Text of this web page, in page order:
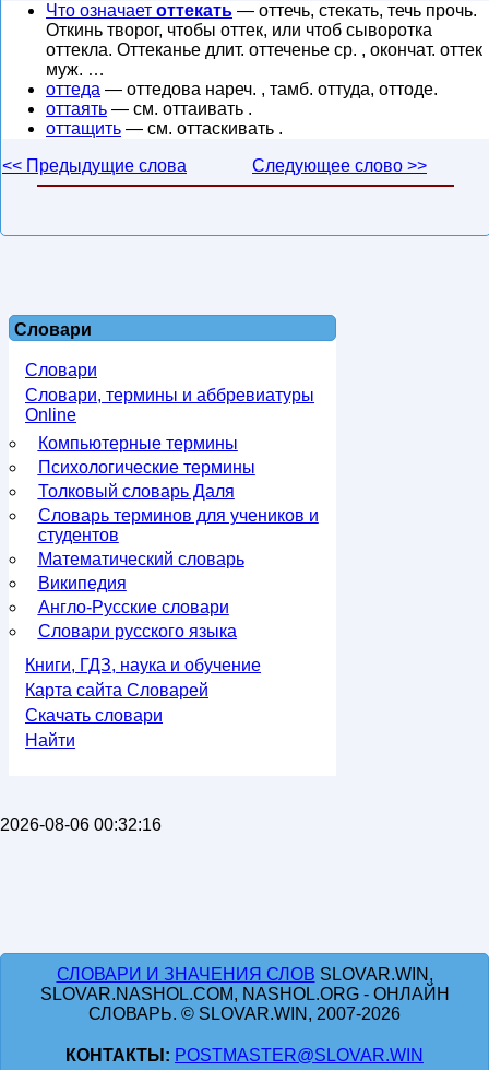
Что означает оттекать — оттечь, стекать, течь прочь.
Откинь творог, чтобы оттек, или чтоб сыворотка
оттекла. Оттеканье длит. оттеченье ср. , окончат. оттек
муж. …
оттеда — оттедова нареч. , тамб. оттуда, оттоде.
оттаять — см. оттаивать .
оттащить — см. оттаскивать .
<< Предыдущие слова
Следующее слово >>
Словари
Словари
Словари, термины и аббревиатуры
Online
Компьютерные термины
Психологические термины
Толковый словарь Даля
Словарь терминов для учеников и
студентов
Математический словарь
Википедия
Англо-Русские словари
Словари русского языка
Книги, ГДЗ, наука и обучение
Карта сайта Словарей
Скачать словари
Найти
2026-08-06 00:32:16
СЛОВАРИ И ЗНАЧЕНИЯ СЛОВ SLOVAR.WIN,
SLOVAR.NASHOL.COM, NASHOL.ORG - ОНЛАЙН
СЛОВАРЬ. © SLOVAR.WIN, 2007-2026
КОНТАКТЫ: POSTMASTER@SLOVAR.WIN